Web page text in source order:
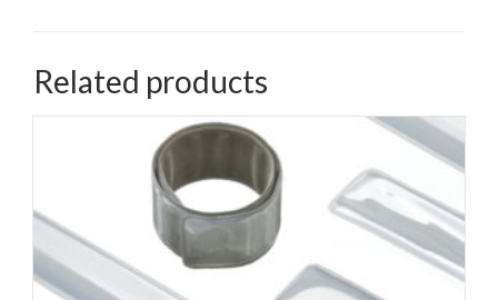
Related products